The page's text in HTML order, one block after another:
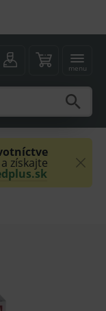
menu
a získajte